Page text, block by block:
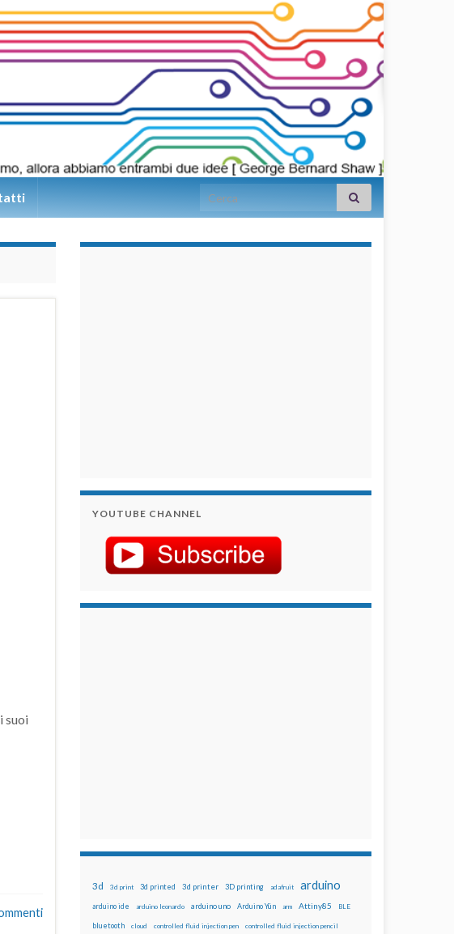
Search for:
suoi
YOUTUBE CHANNEL
3d 3d print 3d printed 3d printer 3D printing adafruit arduino
arduino ide arduino leonardo arduino uno Arduino Yún arm Attiny85 BLE
bluetooth cloud controlled fluid injection pen controlled fluid injection pencil